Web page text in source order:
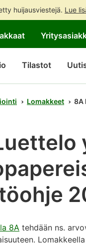
huijausviestejä. Lue
Tilastot
Lomakkeet 8A
8A tehdään ns.